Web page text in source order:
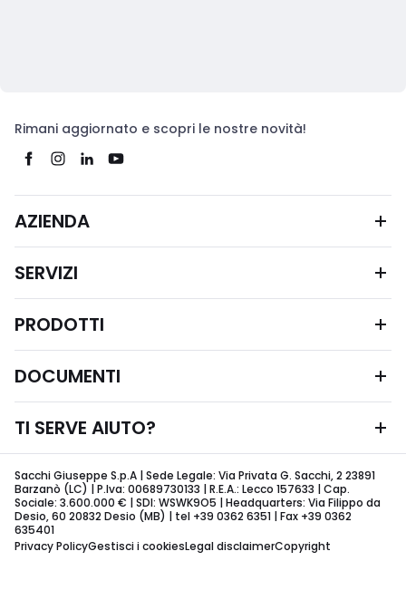
Rimani aggiornato e scopri le nostre novità!
AZIENDA
SERVIZI
PRODOTTI
DOCUMENTI
TI SERVE AIUTO?
Sacchi Giuseppe S.p.A | Sede Legale: Via Privata G. Sacchi, 2 23891
Barzanò (LC) | P.Iva: 00689730133 | R.E.A.: Lecco 157633 | Cap.
Sociale: 3.600.000 € | SDI: WSWK9O5 | Headquarters: Via Filippo da
Desio, 60 20832 Desio (MB) | tel +39 0362 6351 | Fax +39 0362
635401
Privacy PolicyGestisci i cookiesLegal disclaimerCopyright